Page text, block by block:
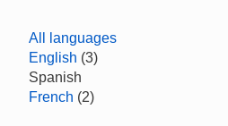
All languages
English (3)
Spanish
French (2)